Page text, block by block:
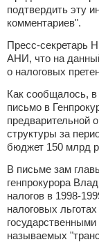
подтвердить эту
комментариев".
Пресс-секретарь
АНИ, что на
о налоговых
Как сообщалось,
письмо в
структуры за
бюджет 150 млрд
В письме зам
генпрокурора
налогов в 1998-
налоговых
называемых